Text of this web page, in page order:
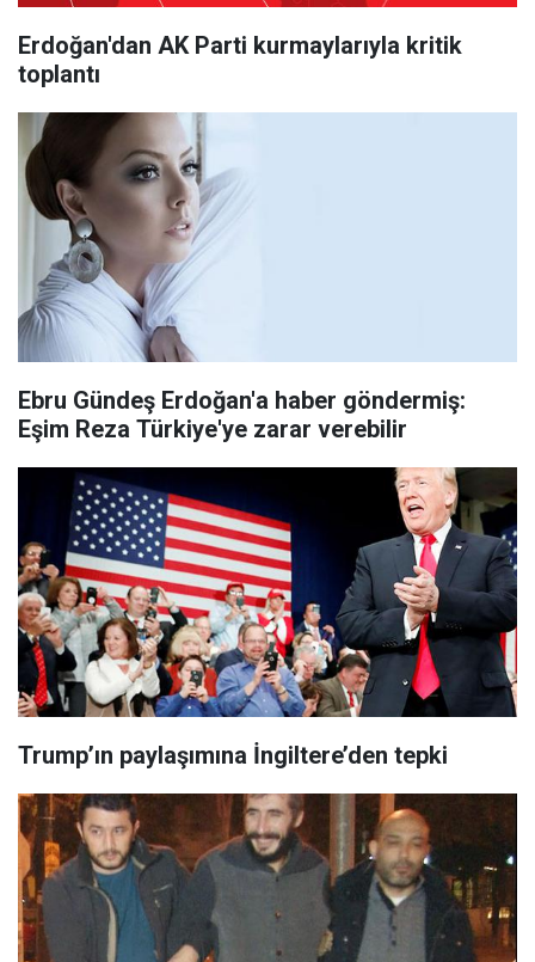
Erdoğan'dan AK Parti kurmaylarıyla kritik
toplantı
Ebru Gündeş Erdoğan'a haber göndermiş:
Eşim Reza Türkiye'ye zarar verebilir
Trump’ın paylaşımına İngiltere’den tepki